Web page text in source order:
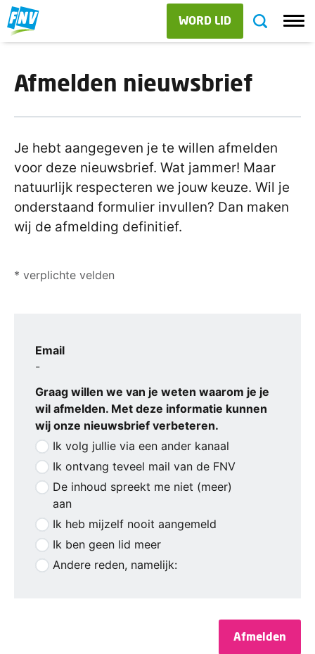
WORD LID
Afmelden nieuwsbrief
Je hebt aangegeven je te willen afmelden
voor deze nieuwsbrief. Wat jammer! Maar
natuurlijk respecteren we jouw keuze. Wil je
onderstaand formulier invullen? Dan maken
wij de afmelding definitief.
* verplichte velden
Email
-
Graag willen we van je weten waarom je je
wil afmelden. Met deze informatie kunnen
wij onze nieuwsbrief verbeteren.
Ik volg jullie via een ander kanaal
Ik ontvang teveel mail van de FNV
De inhoud spreekt me niet (meer)
aan
Ik heb mijzelf nooit aangemeld
Ik ben geen lid meer
Andere reden, namelijk:
Afmelden